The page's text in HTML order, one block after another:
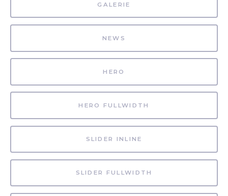
GALERIE
NEWS
HERO
HERO FULLWIDTH
SLIDER INLINE
SLIDER FULLWIDTH